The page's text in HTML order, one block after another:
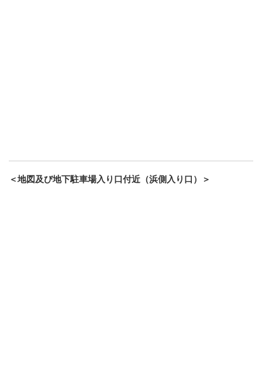
＜地図及び地下駐車場入り口付近（浜側入り口）＞